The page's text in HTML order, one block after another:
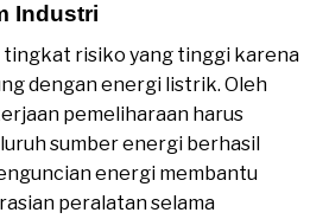
Industri
risiko yang tinggi karena
dengan energi listrik. Oleh
pemeliharaan harus
sumber energi berhasil
energi membantu
peralatan selama